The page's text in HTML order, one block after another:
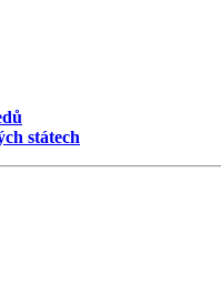
státech